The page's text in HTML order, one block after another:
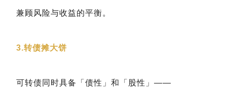
兼顾风险与收益的平衡。
3.转债摊大饼
可转债同时具备「债性」和「股性」——